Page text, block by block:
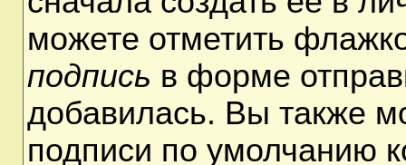
можете отметить
подпись в форме
добавилась. Вы также
подписи по умолчанию